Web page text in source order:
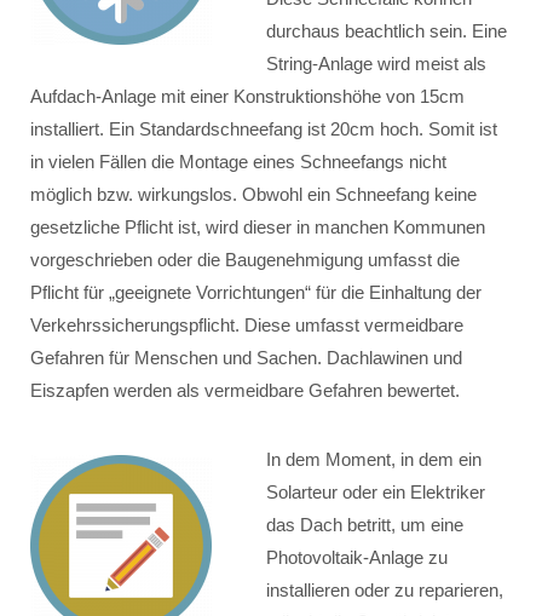
durchaus beachtlich sein. Eine
String-Anlage wird meist als
Aufdach-Anlage mit einer Konstruktionshöhe von 15cm
installiert. Ein Standardschneefang ist 20cm hoch. Somit ist
in vielen Fällen die Montage eines Schneefangs nicht
möglich bzw. wirkungslos. Obwohl ein Schneefang keine
gesetzliche Pflicht ist, wird dieser in manchen Kommunen
vorgeschrieben oder die Baugenehmigung umfasst die
Pflicht für „geeignete Vorrichtungen“ für die Einhaltung der
Verkehrssicherungspflicht. Diese umfasst vermeidbare
Gefahren für Menschen und Sachen. Dachlawinen und
Eiszapfen werden als vermeidbare Gefahren bewertet.
In dem Moment, in dem ein
Solarteur oder ein Elektriker
das Dach betritt, um eine
Photovoltaik-Anlage zu
installieren oder zu reparieren,